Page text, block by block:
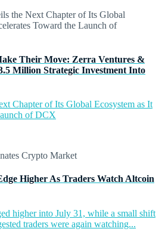
Their Move: Zerra Ventures &
Million Strategic Investment Into
Chapter of Its Global Ecosystem as It
of DCX
Higher As Traders Watch Altcoin
higher into July 31, while a small shift
traders were again watching...